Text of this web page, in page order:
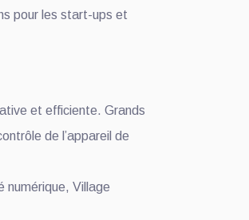
pour les start-ups et
et efficiente. Grands
de l’appareil de
numérique, Village